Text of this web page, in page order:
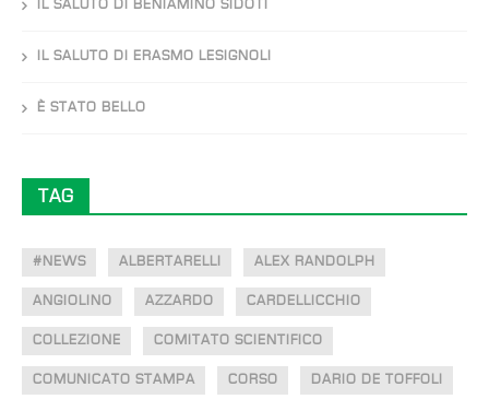
IL SALUTO DI BENIAMINO SIDOTI
IL SALUTO DI ERASMO LESIGNOLI
È STATO BELLO
TAG
#NEWS ALBERTARELLI ALEX RANDOLPH
ANGIOLINO AZZARDO CARDELLICCHIO
COLLEZIONE COMITATO SCIENTIFICO
COMUNICATO STAMPA CORSO DARIO DE TOFFOLI